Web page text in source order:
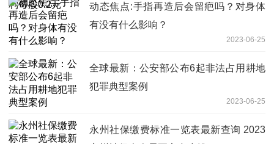
动态焦点:手指再造后会留疤吗？对身体
有没有什么影响？
2023-06-25
全球最新：公安部公布6起非法占用耕地
犯罪典型案例
2023-06-25
永州社保缴费标准一览表最新查询 2023